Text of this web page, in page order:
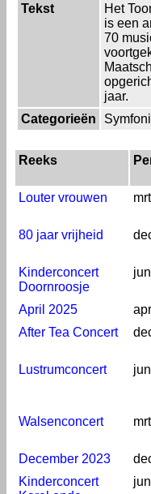
Tekst
Het
is een
70
jaar.
Categorieën
Reeks
Louter vrouwen
80 jaar vrijheid
Kinderconcert
Doornroosje
April 2025
After Tea Concert
Lustrumconcert
Walsenconcert
December 2023
Kinderconcert